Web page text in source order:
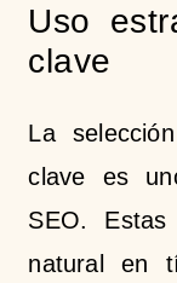
Uso
clave
La
clave es
SEO.
natural en